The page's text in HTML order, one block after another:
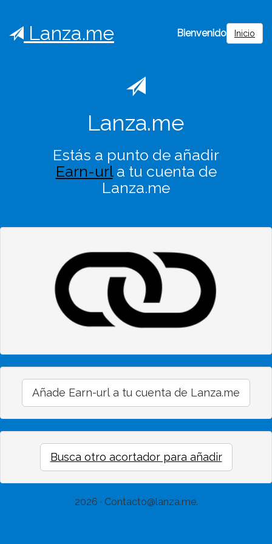
Lanza.me Bienvenido Inicio
Lanza.me
Estás a punto de añadir
Earn-urla tu cuenta de
Lanza.me
Añade Earn-url a tu cuenta de Lanza.me
Busca otro acortador para añadir
2026 · Contacto@lanza.me.